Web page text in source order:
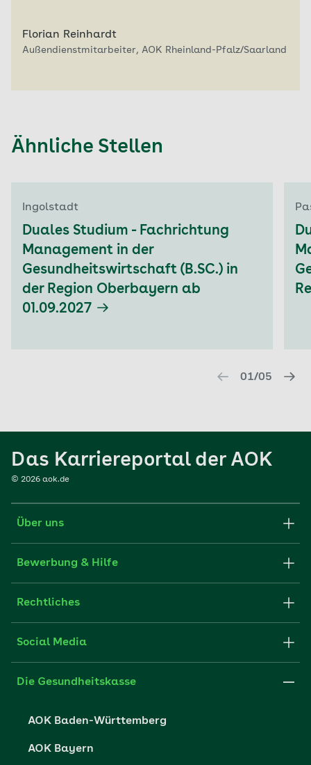
Florian Reinhardt
Außendienstmitarbeiter, AOK Rheinland-Pfalz/Saarland
Ähnliche Stellen
Ingolstadt
Duales Studium - Fachrichtung
Management in der
Gesundheitswirtschaft (B.SC.) in
der Region Oberbayern ab
01.09.2027
01/05
Das Karriereportal der AOK
© 2026 aok.de
Über uns
Karriere-Startseite
Unsere Kultur
Bewerbung & Hilfe
Stellenangebote
Rechtliches
Impressum
Datenschutzrechte
Barrierefreiheit
Social Media
Die Gesundheitskasse
AOK Baden-Württemberg
AOK Bayern